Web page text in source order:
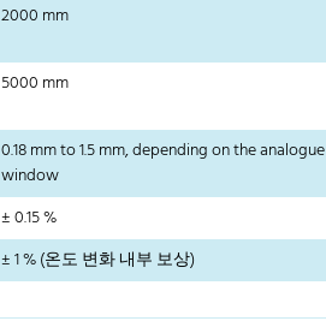
2000 mm
5000 mm
0.18 mm to 1.5 mm, depending on the analogue
window
± 0.15 %
± 1 % (온도 변화 내부 보상)